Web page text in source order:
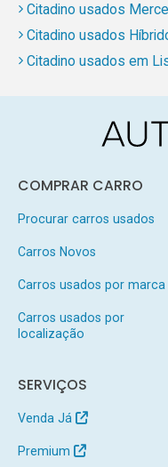
Citadino usados
Citadino usados
Citadino usados em
COMPRAR CARRO
Procurar carros usados
Carros Novos
Carros usados por marca
Carros usados por
localização
SERVIÇOS
Venda Já
Premium